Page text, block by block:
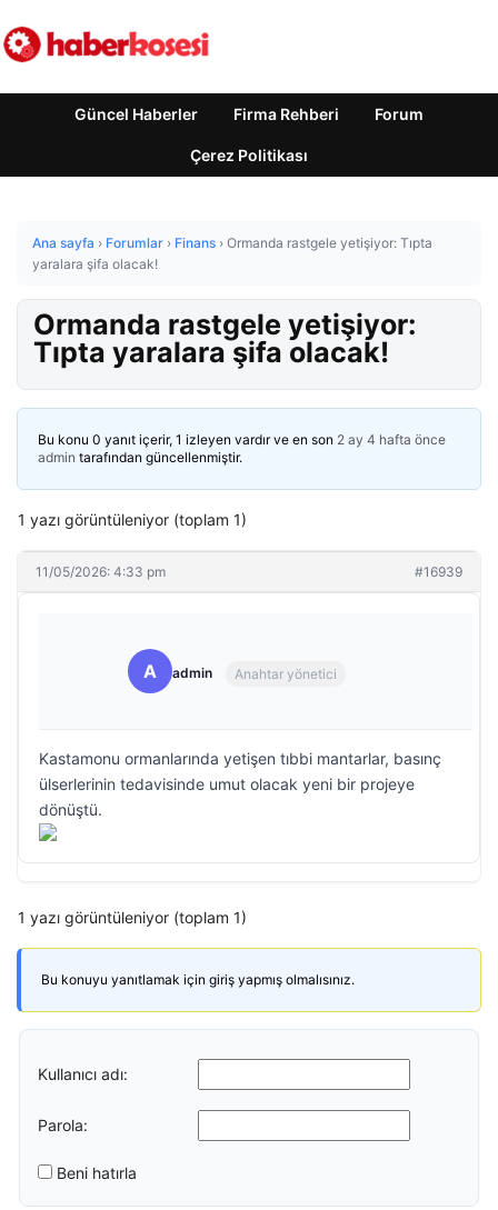
Güncel Haberler Firma Rehberi Forum
Çerez Politikası
Ana sayfa › Forumlar › Finans › Ormanda rastgele yetişiyor: Tıpta
yaralara şifa olacak!
Ormanda rastgele yetişiyor:
Tıpta yaralara şifa olacak!
Bu konu 0 yanıt içerir, 1 izleyen vardır ve en son 2 ay 4 hafta önce
admin tarafından güncellenmiştir.
1 yazı görüntüleniyor (toplam 1)
11/05/2026: 4:33 pm #16939
A admin Anahtar yönetici
Kastamonu ormanlarında yetişen tıbbi mantarlar, basınç
ülserlerinin tedavisinde umut olacak yeni bir projeye
dönüştü.
1 yazı görüntüleniyor (toplam 1)
Bu konuyu yanıtlamak için giriş yapmış olmalısınız.
Kullanıcı adı:
Parola:
Beni hatırla